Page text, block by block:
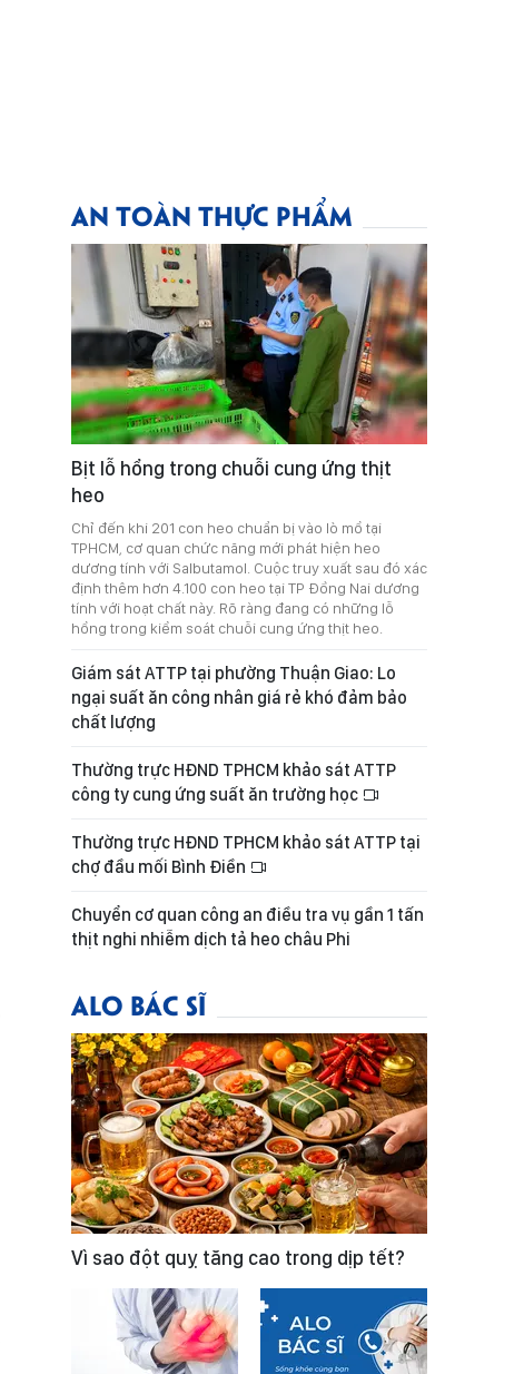
AN TOÀN THỰC PHẨM
Bịt lỗ hổng trong chuỗi cung ứng thịt
heo
Chỉ đến khi 201 con heo chuẩn bị vào lò mổ tại
TPHCM, cơ quan chức năng mới phát hiện heo
dương tính với Salbutamol. Cuộc truy xuất sau đó xác
định thêm hơn 4.100 con heo tại TP Đồng Nai dương
tính với hoạt chất này. Rõ ràng đang có những lỗ
hổng trong kiểm soát chuỗi cung ứng thịt heo.
Giám sát ATTP tại phường Thuận Giao: Lo
ngại suất ăn công nhân giá rẻ khó đảm bảo
chất lượng
Thường trực HĐND TPHCM khảo sát ATTP
công ty cung ứng suất ăn trường học
Thường trực HĐND TPHCM khảo sát ATTP tại
chợ đầu mối Bình Điền
Chuyển cơ quan công an điều tra vụ gần 1 tấn
thịt nghi nhiễm dịch tả heo châu Phi
ALO BÁC SĨ
Vì sao đột quỵ tăng cao trong dịp tết?